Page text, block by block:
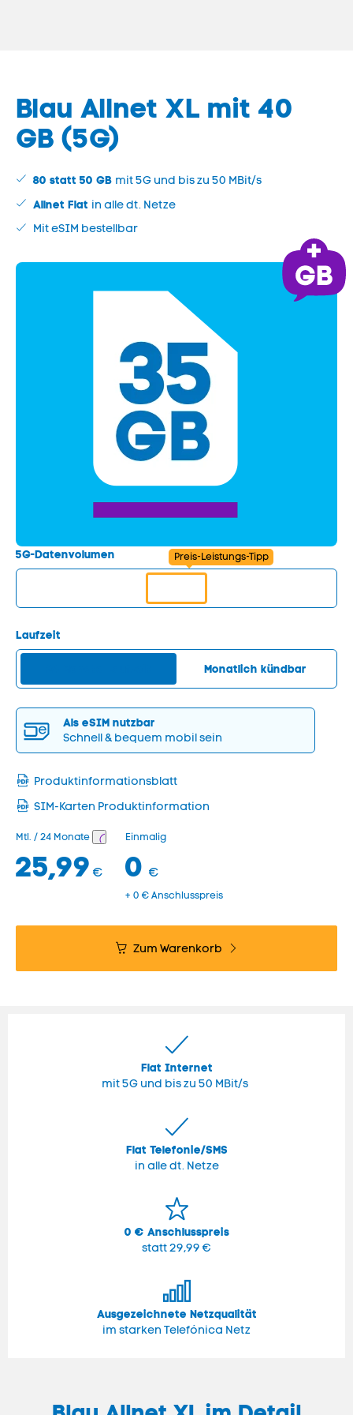
Blau Allnet XL mit 40
GB (5G)
80 statt 50 GB mit 5G und bis zu 50 MBit/s
Allnet Flat in alle dt. Netze
Mit eSIM bestellbar
5G-Datenvolumen Preis-Leistungs-Tipp
Laufzeit
Monatlich kündbar
Als eSIM nutzbar
Schnell & bequem mobil sein
Produktinformationsblatt
SIM-Karten Produktinformation
Mtl. / 24 Monate
25,99 €
Einmalig
0 €
+ 0 € Anschlusspreis
Zum Warenkorb
Flat Internet
mit 5G und bis zu 50 MBit/s
Flat Telefonie/SMS
in alle dt. Netze
0 € Anschlusspreis
statt 29,99 €
Ausgezeichnete Netzqualität
im starken Telefónica Netz